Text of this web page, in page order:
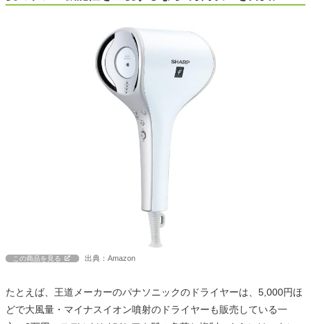
この商品を見る 出典：Amazon
たとえば、王道メーカーのパナソニックのドライヤーは、5,000円ほ
どで大風量・マイナスイオン噴射のドライヤーも販売している一